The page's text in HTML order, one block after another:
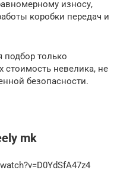
износу,
коробки передач и
подбор только
стоимость невелика, не
безопасности.
mk